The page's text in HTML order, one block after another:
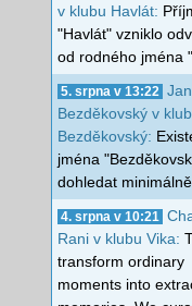
v klubu Havlát:
"Havlát" vzniklo
od rodného jména
5. srpna v 13:22
Jan
Bezděkovský v
Bezděkovský:
jména
dohledat
4. srpna v 10:21
Rani v klubu Vika:
transform ordinary
moments into